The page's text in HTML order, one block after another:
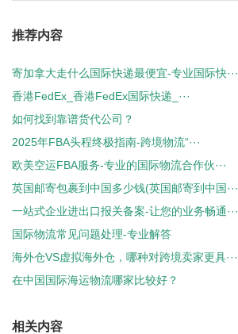
推荐内容
寄加拿大走什么国际快递最便宜-专业国际快···
香港FedEx_香港FedEx国际快递_···
如何找到靠谱货代公司？
2025年FBA头程终极指南-跨境物流“···
欧美空运FBA服务-专业的国际物流合作伙···
英国邮寄包裹到中国多少钱(英国邮寄到中国···
一站式企业进出口报关备案-让您的业务畅通···
国际物流常见问题处理-专业解答
海外仓VS虚拟海外仓，哪种对跨境卖家更具···
在中国国际海运物流哪家比较好？
相关内容